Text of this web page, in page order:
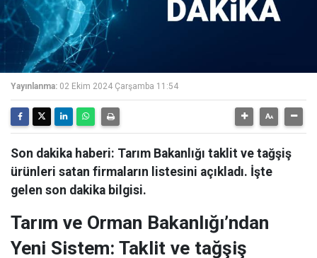
Yayınlanma: 02 Ekim 2024 Çarşamba 11:54
Son dakika haberi: Tarım Bakanlığı taklit ve tağşiş
ürünleri satan firmaların listesini açıkladı. İşte
gelen son dakika bilgisi.
Tarım ve Orman Bakanlığı’ndan
Yeni Sistem: Taklit ve tağşiş